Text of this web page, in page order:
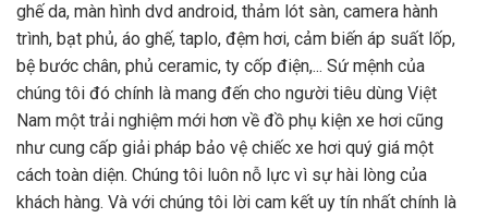
ghế da, màn hình dvd android, thảm lót sàn, camera hành
trình, bạt phủ, áo ghế, taplo, đệm hơi, cảm biến áp suất lốp,
bệ bước chân, phủ ceramic, ty cốp điện,... Sứ mệnh của
chúng tôi đó chính là mang đến cho người tiêu dùng Việt
Nam một trải nghiệm mới hơn về đồ phụ kiện xe hơi cũng
như cung cấp giải pháp bảo vệ chiếc xe hơi quý giá một
cách toàn diện. Chúng tôi luôn nỗ lực vì sự hài lòng của
khách hàng. Và với chúng tôi lời cam kết uy tín nhất chính là